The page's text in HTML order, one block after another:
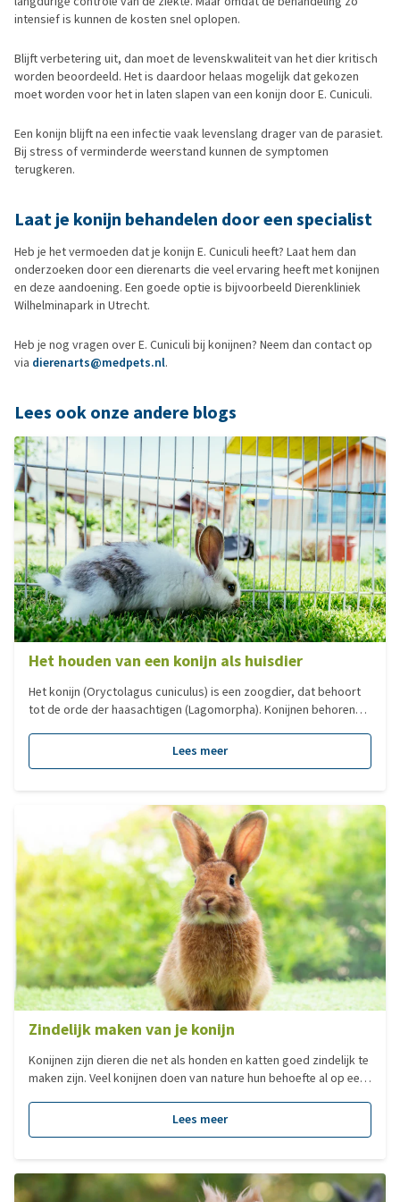
intensief is kunnen de kosten snel oplopen.
Blijft verbetering uit, dan moet de levenskwaliteit van het dier kritisch
worden beoordeeld. Het is daardoor helaas mogelijk dat gekozen
moet worden voor het in laten slapen van een konijn door E. Cuniculi.
Een konijn blijft na een infectie vaak levenslang drager van de parasiet.
Bij stress of verminderde weerstand kunnen de symptomen
terugkeren.
Laat je konijn behandelen door een specialist
Heb je het vermoeden dat je konijn E. Cuniculi heeft? Laat hem dan
onderzoeken door een dierenarts die veel ervaring heeft met konijnen
en deze aandoening. Een goede optie is bijvoorbeeld Dierenkliniek
Wilhelminapark in Utrecht.
Heb je nog vragen over E. Cuniculi bij konijnen? Neem dan contact op
via dierenarts@medpets.nl.
Lees ook onze andere blogs
Het houden van een konijn als huisdier
Het konijn (Oryctolagus cuniculus) is een zoogdier, dat behoort
tot de orde der haasachtigen (Lagomorpha). Konijnen behoren
besteden we aandacht aan wat er komt kijken bij het houden van
een konijn als huisdier.
Lees meer
Zindelijk maken van je konijn
Konijnen zijn dieren die net als honden en katten goed zindelijk te
maken zijn. Veel konijnen doen van nature hun behoefte al op een
konijnentoilet te plaatsen. Er zijn ook konijnen die hun behoefte
verspreid door het hele hok doen. Deze konijnen zijn lastiger
Lees meer